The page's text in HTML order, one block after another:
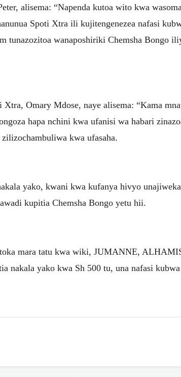
alisema: “Napenda kutoa wito kwa
Spoti Xtra ili kujitengenezea nafasi
tunazozitoa wanaposhiriki Chemsha Bongo
Omary Mdose, naye alisema: “Kama
hapa nchini kwa ufanisi wa habari
kwa ufasaha.
yako, kwani kwa kufanya hivyo
kupitia Chemsha Bongo yetu hii.
mara tatu kwa wiki, JUMANNE,
nakala yako kwa Sh 500 tu, una nafasi